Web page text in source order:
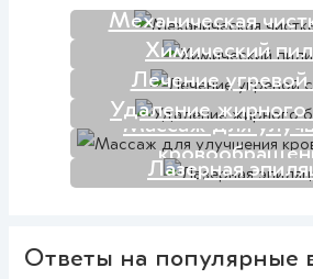
Механическая
Химический
Лечение
Удаление жирного
Массаж для
Лазерная
Ответы на популярные